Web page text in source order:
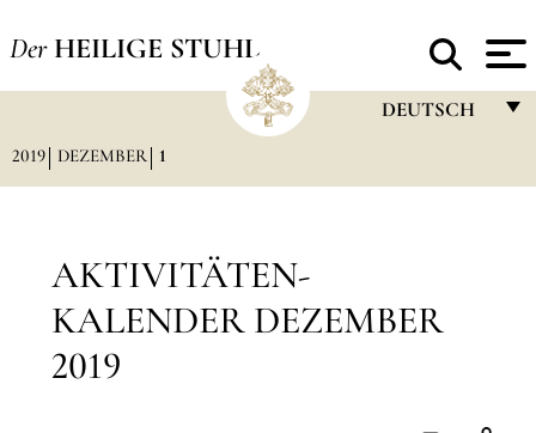
Der HEILIGE STUHL
DEUTSCH
2019 DEZEMBER 1
AKTIVITÄTEN-
KALENDER DEZEMBER
2019